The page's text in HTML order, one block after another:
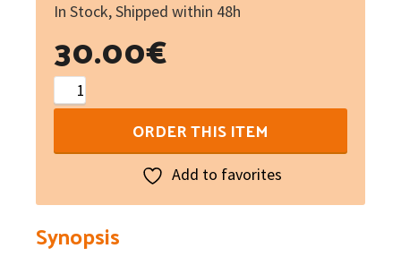
In Stock, Shipped within 48h
30.00€
Léon
Detroy
postimpressionniste,
ORDER THIS ITEM
Add to favorites
Synopsis